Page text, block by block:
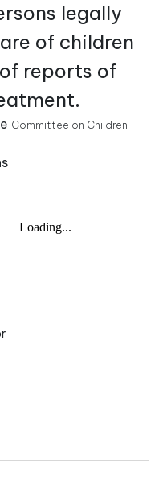
legally
of children
reports of
Committee on Children